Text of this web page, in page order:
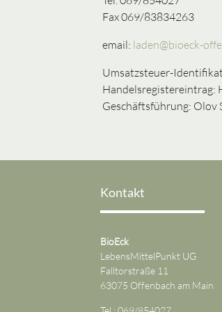
Fax 069/83834263
email: laden@bioeck-
Umsatzsteuer-
Handelsregistereintrag:
Geschäftsführung: Olov
Kontakt
BioEck
LebensMittelPunkt UG
Falltorstraße 11
63075 Offenbach am Main